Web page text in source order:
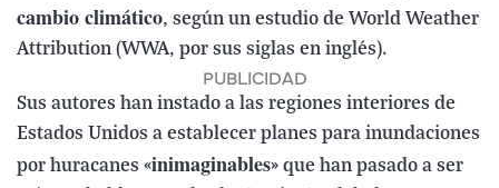
cambio climático, según un estudio de World Weather
Attribution (WWA, por sus siglas en inglés).
Sus autores han instado a las regiones interiores de
Estados Unidos a establecer planes para inundaciones
por huracanes «inimaginables» que han pasado a ser